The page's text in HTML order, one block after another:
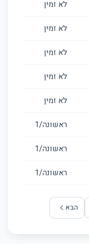
לא זמין
לא זמין
לא זמין
לא זמין
לא זמין
ראשונה/1
ראשונה/1
ראשונה/1
הבא